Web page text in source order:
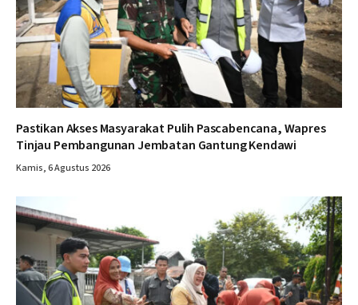
Pastikan Akses Masyarakat Pulih Pascabencana, Wapres
Tinjau Pembangunan Jembatan Gantung Kendawi
Kamis, 6 Agustus 2026